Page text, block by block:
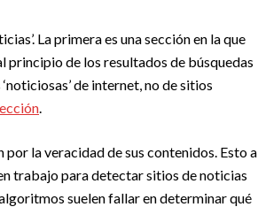
La primera es una sección en la que
principio de los resultados de búsquedas
de internet, no de sitios
la veracidad de sus contenidos. Esto a
trabajo para detectar sitios de noticias
suelen fallar en determinar qué